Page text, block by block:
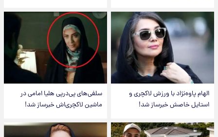
الهام پاوه‌نژاد با ورزش لاکچری و
استایل خاصش خبرساز شد!
سلفی‌های پی‌درپی هلیا امامی در
ماشین لاکچری‌اش خبرساز شد!